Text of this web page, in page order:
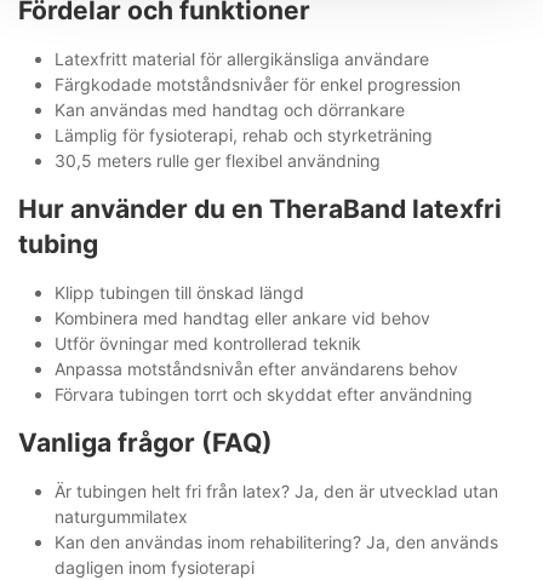
Fördelar och funktioner
Latexfritt material för allergikänsliga användare
Färgkodade motståndsnivåer för enkel progression
Kan användas med handtag och dörrankare
Lämplig för fysioterapi, rehab och styrketräning
30,5 meters rulle ger flexibel användning
Hur använder du en TheraBand latexfri
tubing
Klipp tubingen till önskad längd
Kombinera med handtag eller ankare vid behov
Utför övningar med kontrollerad teknik
Anpassa motståndsnivån efter användarens behov
Förvara tubingen torrt och skyddat efter användning
Vanliga frågor (FAQ)
Är tubingen helt fri från latex? Ja, den är utvecklad utan
naturgummilatex
Kan den användas inom rehabilitering? Ja, den används
dagligen inom fysioterapi